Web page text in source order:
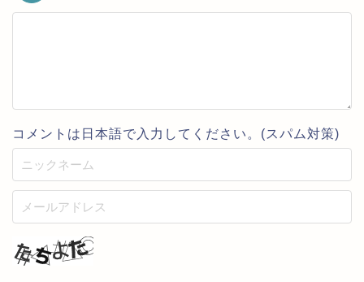
コメントは日本語で入力してください。(スパム対策)